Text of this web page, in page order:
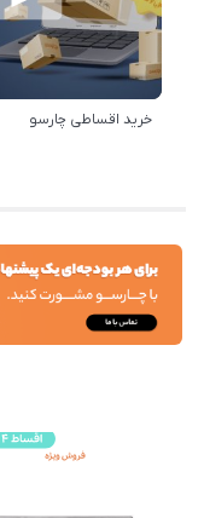
خرید اقساطی چارسو